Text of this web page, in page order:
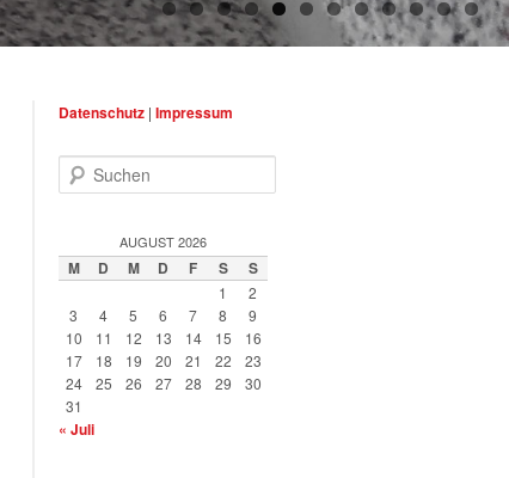
Datenschutz | Impressum
Suchen
AUGUST 2026
M D M D F S S
1
2
3
4 5 6 7 8
9
10
11 12 13 14 15
16
17
18 19 20 21 22
23
24
25 26 27 28 29
30
31
« Juli